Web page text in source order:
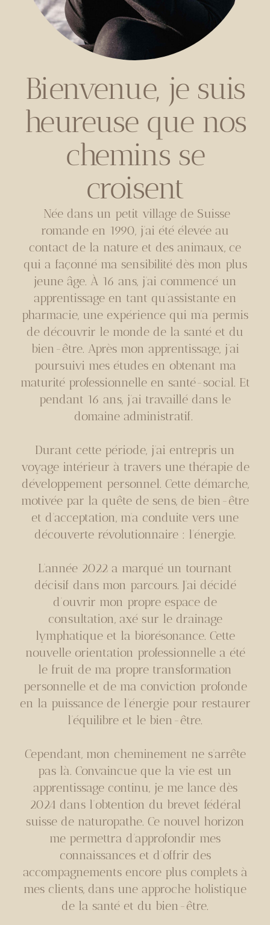
Bienvenue, je suis
heureuse que nos
chemins se
croisent
Née dans un petit village de Suisse
romande en 1990, j’ai été élevée au
contact de la nature et des animaux, ce
qui a façonné ma sensibilité dès mon plus
jeune âge. À 16 ans, j’ai commencé un
apprentissage en tant qu’assistante en
pharmacie, une expérience qui m’a permis
de découvrir le monde de la santé et du
bien-être. Après mon apprentissage, j’ai
poursuivi mes études en obtenant ma
maturité professionnelle en santé-social. Et
pendant 16 ans, j’ai travaillé dans le
domaine administratif.
Durant cette période, j’ai entrepris un
voyage intérieur à travers une thérapie de
développement personnel. Cette démarche,
motivée par la quête de sens, de bien-être
et d’acceptation, m’a conduite vers une
découverte révolutionnaire : l’énergie.
L’année 2022 a marqué un tournant
décisif dans mon parcours. J’ai décidé
d’ouvrir mon propre espace de
consultation, axé sur le drainage
lymphatique et la biorésonance. Cette
nouvelle orientation professionnelle a été
le fruit de ma propre transformation
personnelle et de ma conviction profonde
en la puissance de l’énergie pour restaurer
l’équilibre et le bien-être.
Cependant, mon cheminement ne s’arrête
pas là. Convaincue que la vie est un
apprentissage continu, je me lance dès
2024 dans l’obtention du brevet fédéral
suisse de naturopathe. Ce nouvel horizon
me permettra d’approfondir mes
connaissances et d’offrir des
accompagnements encore plus complets à
mes clients, dans une approche holistique
de la santé et du bien-être.